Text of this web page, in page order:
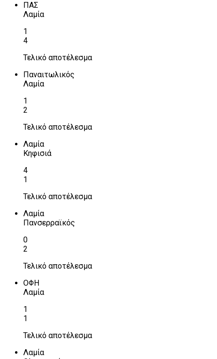
ΠΑΣ
Λαμία
1
4
Τελικό αποτέλεσμα
Παναιτωλικός
Λαμία
1
2
Τελικό αποτέλεσμα
Λαμία
Κηφισιά
4
1
Τελικό αποτέλεσμα
Λαμία
Πανσερραϊκός
0
2
Τελικό αποτέλεσμα
ΟΦΗ
Λαμία
1
1
Τελικό αποτέλεσμα
Λαμία